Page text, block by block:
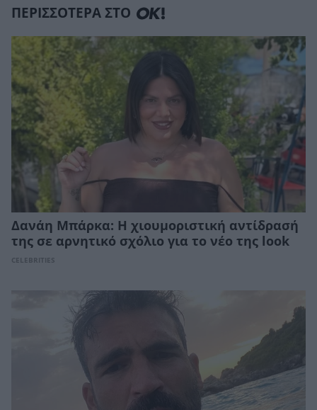
ΠΕΡΙΣΣΟΤΕΡΑ ΣΤΟ
Δανάη Μπάρκα: Η χιουμοριστική αντίδρασή
της σε αρνητικό σχόλιο για το νέο της look
CELEBRITIES